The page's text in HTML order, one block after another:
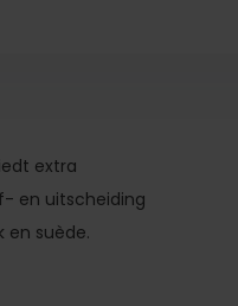
extra
en uitscheiding
en suède.